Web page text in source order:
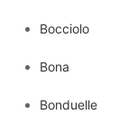
Bocciolo
Bona
Bonduelle